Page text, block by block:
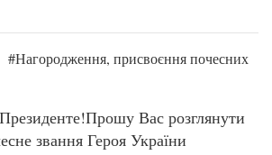
#Нагородження, присвоєння почесних
Вас розглянути
звання Героя України